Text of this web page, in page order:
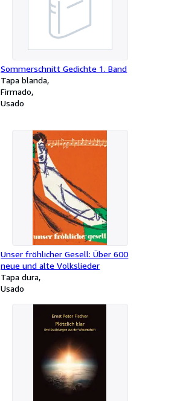
Sommerschnitt Gedichte 1. Band
Tapa blanda
Firmado
Usado
Unser fröhlicher Gesell: Über 600
neue und alte Volkslieder
Tapa dura
Usado